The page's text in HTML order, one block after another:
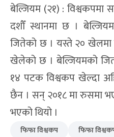
बेल्जियम (२१) : विश्वकपमा
दशौँ स्थानमा छ ।
जितेको छ । यस्ते २० खेलमा
खेलेको छ । बेल्जियमको
१४ पटक विश्वकप खेल्दा
छैन । सन् २०१८ मा रुसमा
भएको थियो ।
फिफा विश्वकप फिफा